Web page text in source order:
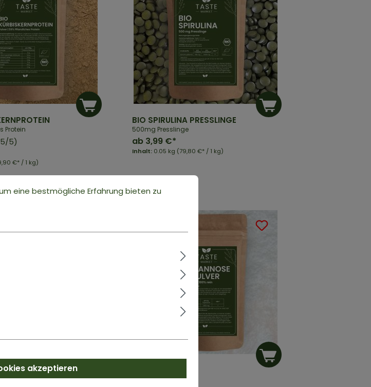
Protein
5)
€* / 1 kg)
BIO SPIRULINA PRESSLINGE
500mg Presslinge
Inhalt: 0.05 kg (79,80 €* / 1 kg)
ab 3,99 €*
100% rein | Pulver
eine bestmögliche Erfahrung bieten zu
akzeptieren